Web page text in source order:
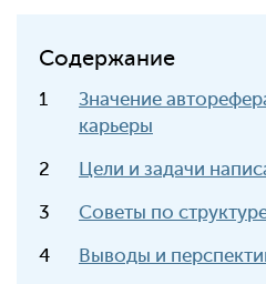
Содержание
Значение
карьеры
Цели и задачи
Советы по
Выводы и